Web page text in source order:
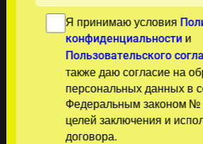
Я принимаю условия
конфиденциальности и
Пользовательского
также даю согласие на
персональных данных в
Федеральным законом
целей заключения и
договора.